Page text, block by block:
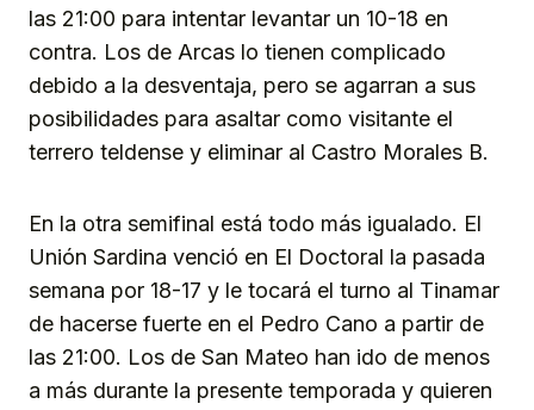
las 21:00 para intentar levantar un 10-18 en
contra. Los de Arcas lo tienen complicado
debido a la desventaja, pero se agarran a sus
posibilidades para asaltar como visitante el
terrero teldense y eliminar al Castro Morales B.
En la otra semifinal está todo más igualado. El
Unión Sardina venció en El Doctoral la pasada
semana por 18-17 y le tocará el turno al Tinamar
de hacerse fuerte en el Pedro Cano a partir de
las 21:00. Los de San Mateo han ido de menos
a más durante la presente temporada y quieren